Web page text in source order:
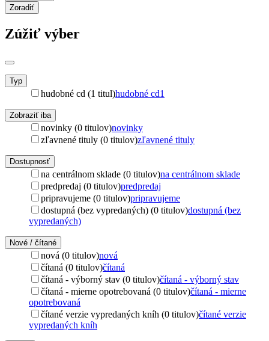
Zoradiť
Zúžiť výber
Typ
hudobné cd (1 titul)hudobné cd1
Zobraziť iba
novinky (0 titulov)novinky
zľavnené tituly (0 titulov)zľavnené tituly
Dostupnosť
na centrálnom sklade (0 titulov)na centrálnom sklade
predpredaj (0 titulov)predpredaj
pripravujeme (0 titulov)pripravujeme
dostupná (bez vypredaných) (0 titulov)dostupná (bez
vypredaných)
Nové / čítané
nová (0 titulov)nová
čítaná (0 titulov)čítaná
čítaná - výborný stav (0 titulov)čítaná - výborný stav
čítaná - mierne opotrebovaná (0 titulov)čítaná - mierne
opotrebovaná
čítané verzie vypredaných kníh (0 titulov)čítané verzie
vypredaných kníh